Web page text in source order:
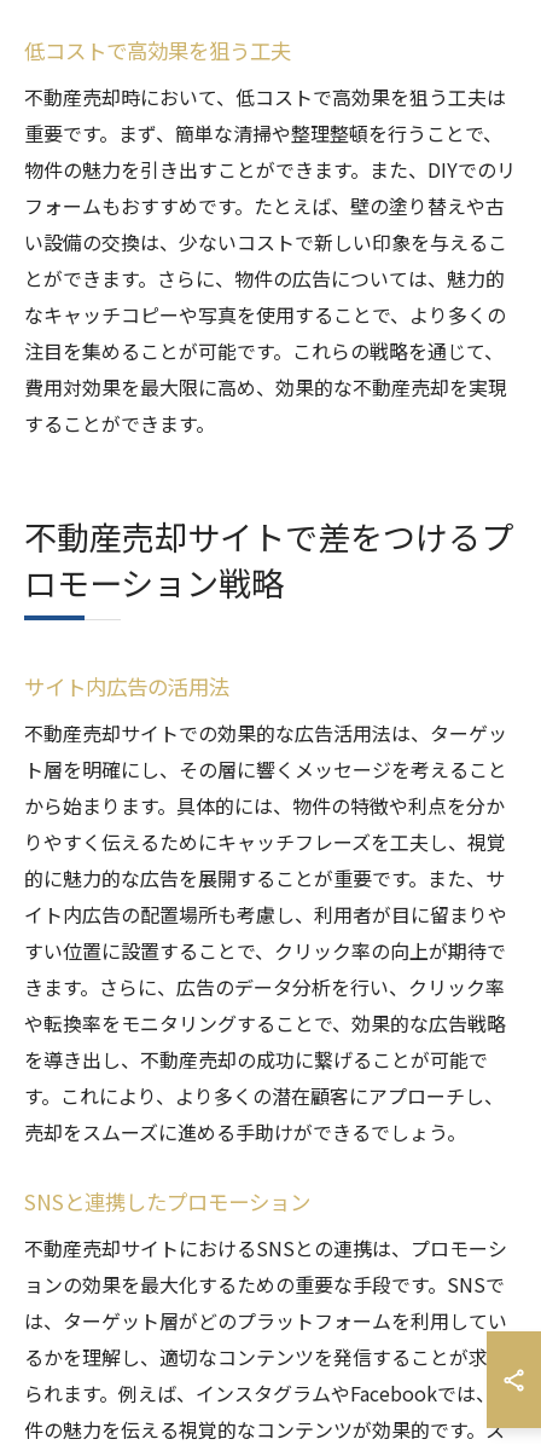
低コストで高効果を狙う工夫
不動産売却時において、低コストで高効果を狙う工夫は
重要です。まず、簡単な清掃や整理整頓を行うことで、
物件の魅力を引き出すことができます。また、DIYでのリ
フォームもおすすめです。たとえば、壁の塗り替えや古
い設備の交換は、少ないコストで新しい印象を与えるこ
とができます。さらに、物件の広告については、魅力的
なキャッチコピーや写真を使用することで、より多くの
注目を集めることが可能です。これらの戦略を通じて、
費用対効果を最大限に高め、効果的な不動産売却を実現
することができます。
不動産売却サイトで差をつけるプ
ロモーション戦略
サイト内広告の活用法
不動産売却サイトでの効果的な広告活用法は、ターゲッ
ト層を明確にし、その層に響くメッセージを考えること
から始まります。具体的には、物件の特徴や利点を分か
りやすく伝えるためにキャッチフレーズを工夫し、視覚
的に魅力的な広告を展開することが重要です。また、サ
イト内広告の配置場所も考慮し、利用者が目に留まりや
すい位置に設置することで、クリック率の向上が期待で
きます。さらに、広告のデータ分析を行い、クリック率
や転換率をモニタリングすることで、効果的な広告戦略
を導き出し、不動産売却の成功に繋げることが可能で
す。これにより、より多くの潜在顧客にアプローチし、
売却をスムーズに進める手助けができるでしょう。
SNSと連携したプロモーション
不動産売却サイトにおけるSNSとの連携は、プロモーシ
ョンの効果を最大化するための重要な手段です。SNSで
は、ターゲット層がどのプラットフォームを利用してい
るかを理解し、適切なコンテンツを発信することが求め
られます。例えば、インスタグラムやFacebookでは、物
件の魅力を伝える視覚的なコンテンツが効果的です。ス